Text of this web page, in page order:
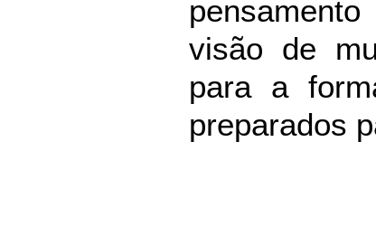
visão de
para a
preparados